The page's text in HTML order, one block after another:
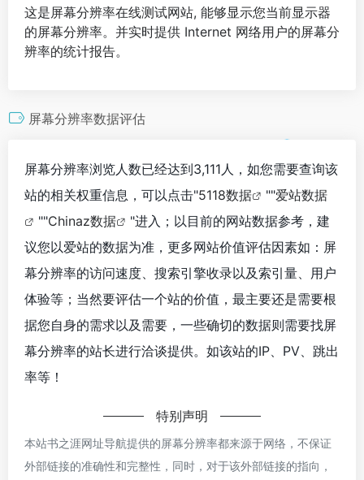
这是屏幕分辨率在线测试网站, 能够显示您当前显示器
的屏幕分辨率。并实时提供 Internet 网络用户的屏幕分
辨率的统计报告。
屏幕分辨率数据评估
屏幕分辨率浏览人数已经达到3,111人，如您需要查询该
站的相关权重信息，可以点击"5118数据 ""爱站数据
""Chinaz数据
"进入；以目前的网站数据参考，建
议您以爱站的数据为准，更多网站价值评估因素如：屏
幕分辨率的访问速度、搜索引擎收录以及索引量、用户
体验等；当然要评估一个站的价值，最主要还是需要根
据您自身的需求以及需要，一些确切的数据则需要找屏
幕分辨率的站长进行洽谈提供。如该站的IP、PV、跳出
率等！
特别声明
本站书之涯网址导航提供的屏幕分辨率都来源于网络，不保证
外部链接的准确性和完整性，同时，对于该外部链接的指向，